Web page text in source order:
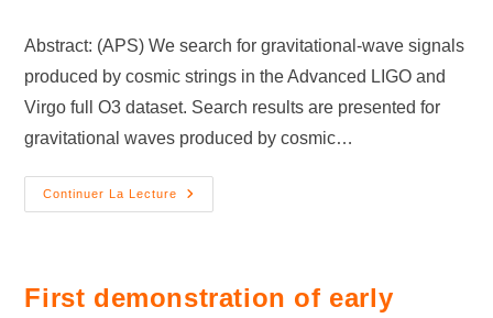
Abstract: (APS) We search for gravitational-wave signals
produced by cosmic strings in the Advanced LIGO and
Virgo full O3 dataset. Search results are presented for
gravitational waves produced by cosmic…
Continuer La Lecture
First demonstration of early